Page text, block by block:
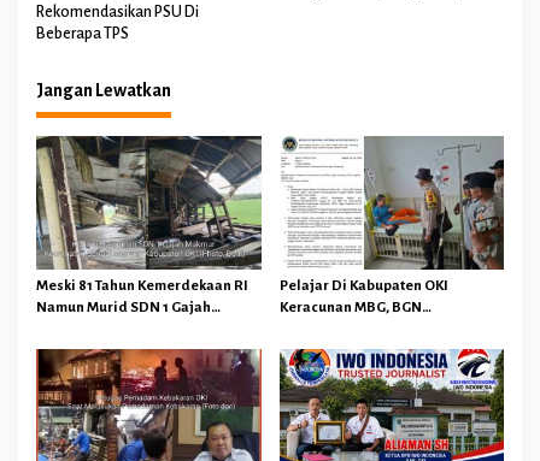
v
g
a
s
i
p
o
s
Rekomendasikan PSU Di
Beberapa TPS
Jangan Lewatkan
Meski 81 Tahun Kemerdekaan RI
Namun Murid SDN 1 Gajah
Diduga Belajar Diruang WC
Pelajar Di Kabupaten OKI
Keracunan MBG, BGN
Sementara SPPG Air Sugihan
Bandar Jaya